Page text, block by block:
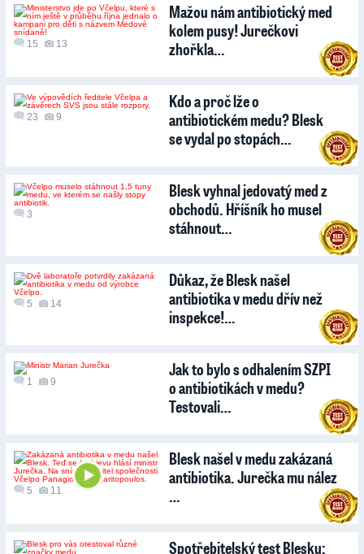
15 13
Mažou nám antibiotický med
kolem pusy! Jurečkovi
zhořkla…
23 9
Kdo a proč lže o
antibiotickém medu? Blesk
se vydal po stopách…
3
Blesk vyhnal jedovatý med z
obchodů. Hříšník ho musel
stáhnout…
5 14
Důkaz, že Blesk našel
antibiotika v medu dřív než
inspekce!…
1 9
Jak to bylo s odhalením SZPI
o antibiotikách v medu?
Testovali…
5 11
Blesk našel v medu zakázaná
antibiotika. Jurečka mu nález
…
Spotřebitelský test Blesku: